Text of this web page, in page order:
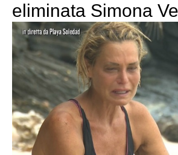
eliminata Simona